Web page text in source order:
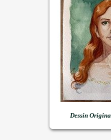
Dessin